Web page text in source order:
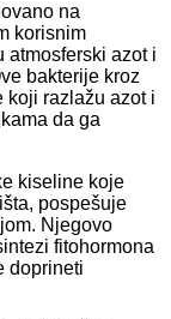
na
korisnim
atmosferski azot i
bakterije kroz
koji razlažu azot i
da ga
kiseline koje
pospešuje
Njegovo
fitohormona
doprineti